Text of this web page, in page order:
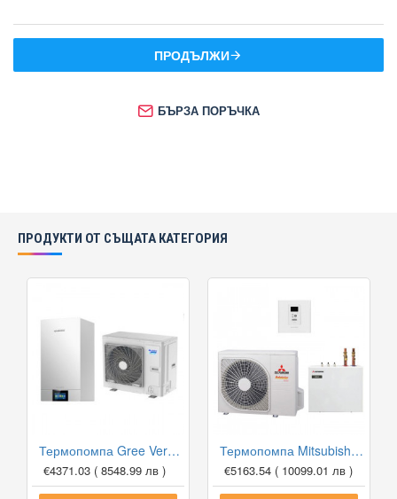
ПРОДЪЛЖИ
БЪРЗА ПОРЪЧКА
ПРОДУКТИ ОТ СЪЩАТА КАТЕГОРИЯ
Термопомпа Gree Versati III GRS-CQ10Pd/NhH-E, 10 kW, отопление, охлаждане и БГВ
€4371.03 ( 8548.99 лв )
Термопомпа Mitsubishi Heavy Hydrolution HSB60/FDCW60VNX-A, 6 kW, отопление, охлаждане и БГВ
€5163.54 ( 10099.01 лв )